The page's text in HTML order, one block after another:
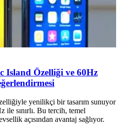
Island Özelliği ve 60Hz
yenilikçi bir tasarım sunuyor
ile sınırlı. Bu tercih, temel
açısından avantaj sağlıyor.